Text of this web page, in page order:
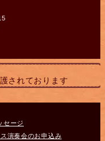
されております
セージ
ス演奏会のお申込み